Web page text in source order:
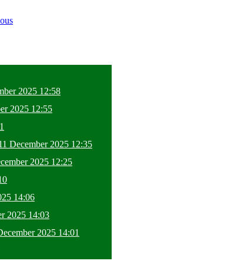
2025 12:58
2025 12:55
December 2025 12:35
2025 12:25
14:06
2025 14:03
2025 14:01